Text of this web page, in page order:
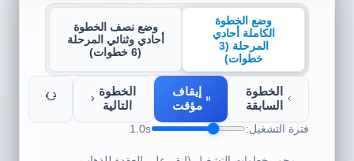
وضع الخطوة
الكاملة أحادي
المرحلة (3
خطوات)
وضع نصف الخطوة
أحادي وثنائي المرحلة
(6 خطوات)
الخطوة
السابقة
إيقاف
مؤقت
الخطوة
التالية
فترة التشغيل: 1.0s